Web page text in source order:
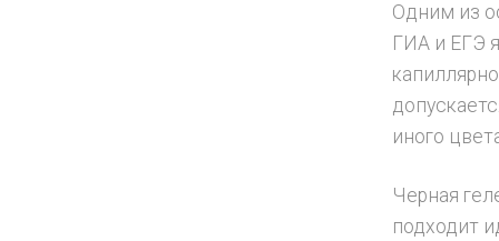
Одним из
ГИА и ЕГЭ
иного
Черная
подходит